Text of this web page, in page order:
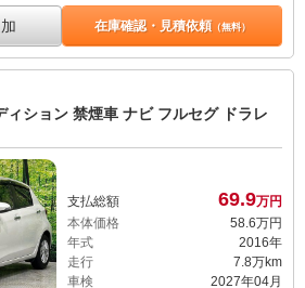
在庫確認・見積依頼（無料）
ィション 禁煙車 ナビ フルセグ ドラレ
支払総額 69.9万円
本体価格
58.6万円
年式
2016年
走行
7.8万km
車検
2027年04月